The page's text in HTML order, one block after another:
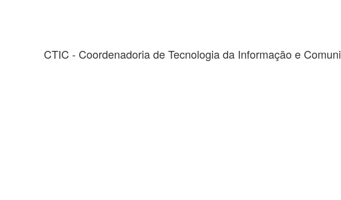
CTIC - Coordenadoria de Tecnologia da Informação e